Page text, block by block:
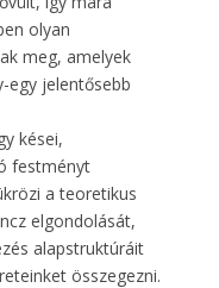
olyan
meg, amelyek
egy jelentősebb
kései,
festményt
a teoretikus
elgondolását,
alapstruktúráit
összegezni.